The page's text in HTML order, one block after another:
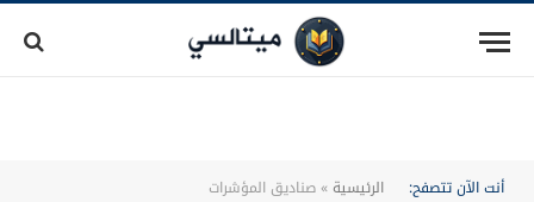
أنت الآن تتصفح: الرئيسية»صناديق المؤشرات